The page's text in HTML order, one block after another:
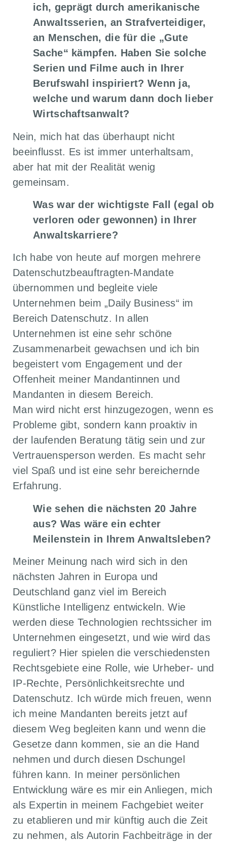
ich, geprägt durch amerikanische
Anwaltsserien, an Strafverteidiger,
an Menschen, die für die „Gute
Sache“ kämpfen. Haben Sie solche
Serien und Filme auch in Ihrer
Berufswahl inspiriert? Wenn ja,
welche und warum dann doch lieber
Wirtschaftsanwalt?
Nein, mich hat das überhaupt nicht
beeinflusst. Es ist immer unterhaltsam,
aber hat mit der Realität wenig
gemeinsam.
Was war der wichtigste Fall (egal ob
verloren oder gewonnen) in Ihrer
Anwaltskarriere?
Ich habe von heute auf morgen mehrere
Datenschutzbeauftragten-Mandate
übernommen und begleite viele
Unternehmen beim „Daily Business“ im
Bereich Datenschutz. In allen
Unternehmen ist eine sehr schöne
Zusammenarbeit gewachsen und ich bin
begeistert vom Engagement und der
Offenheit meiner Mandantinnen und
Mandanten in diesem Bereich.
Man wird nicht erst hinzugezogen, wenn es
Probleme gibt, sondern kann proaktiv in
der laufenden Beratung tätig sein und zur
Vertrauensperson werden. Es macht sehr
viel Spaß und ist eine sehr bereichernde
Erfahrung.
Wie sehen die nächsten 20 Jahre
aus? Was wäre ein echter
Meilenstein in Ihrem Anwaltsleben?
Meiner Meinung nach wird sich in den
nächsten Jahren in Europa und
Deutschland ganz viel im Bereich
Künstliche Intelligenz entwickeln. Wie
werden diese Technologien rechtssicher im
Unternehmen eingesetzt, und wie wird das
reguliert? Hier spielen die verschiedensten
Rechtsgebiete eine Rolle, wie Urheber- und
IP-Rechte, Persönlichkeitsrechte und
Datenschutz. Ich würde mich freuen, wenn
ich meine Mandanten bereits jetzt auf
diesem Weg begleiten kann und wenn die
Gesetze dann kommen, sie an die Hand
nehmen und durch diesen Dschungel
führen kann. In meiner persönlichen
Entwicklung wäre es mir ein Anliegen, mich
als Expertin in meinem Fachgebiet weiter
zu etablieren und mir künftig auch die Zeit
zu nehmen, als Autorin Fachbeiträge in der